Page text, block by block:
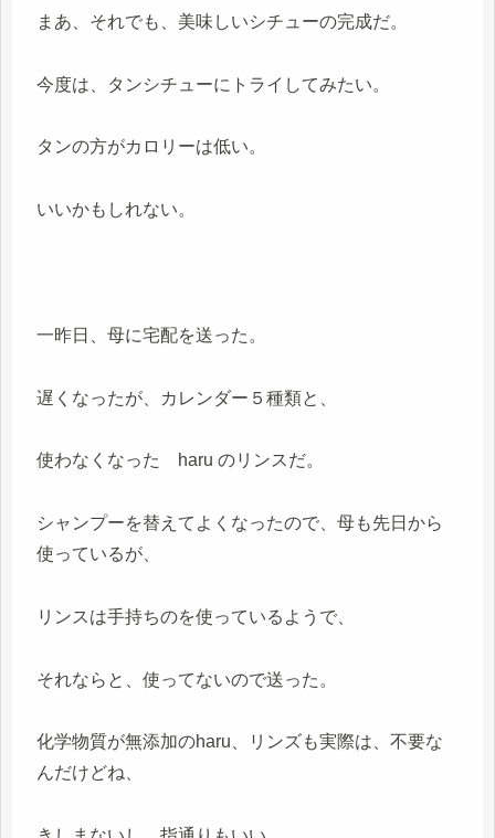
まあ、それでも、美味しいシチューの完成だ。
今度は、タンシチューにトライしてみたい。
タンの方がカロリーは低い。
いいかもしれない。
一昨日、母に宅配を送った。
遅くなったが、カレンダー５種類と、
使わなくなった haru のリンスだ。
シャンプーを替えてよくなったので、母も先日から
使っているが、
リンスは手持ちのを使っているようで、
それならと、使ってないので送った。
化学物質が無添加のharu、リンズも実際は、不要な
んだけどね、